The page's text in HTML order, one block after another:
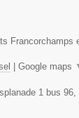
Francorchamps
| Google maps
1 bus 96